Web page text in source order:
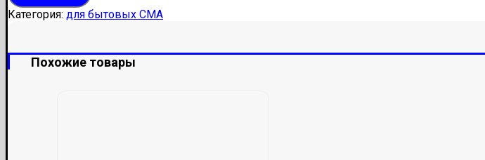
Категория: для бытовых СМА
Похожие товары